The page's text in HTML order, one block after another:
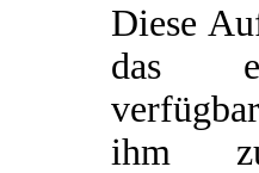
Diese
das
ihm